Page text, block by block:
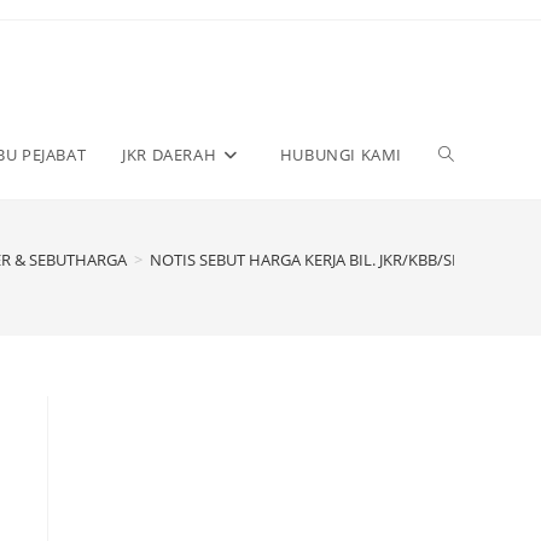
PEJABAT JKR DAERAH HUBUNGI KAMI
& SEBUTHARGA > NOTIS SEBUT HARGA KERJA BIL. JKR/KBB/SH/N/1/J-1/